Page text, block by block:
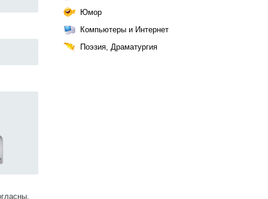
Юмор
Компьютеры и Интернет
Поэзия, Драматургия